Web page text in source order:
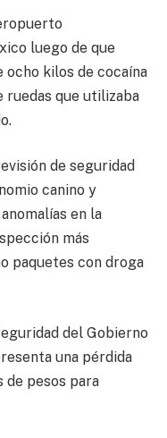
luego de que
ocho kilos de cocaína
ruedas que utilizaba
de seguridad
canino y
en la
más
paquetes con droga
del Gobierno
una pérdida
de pesos para